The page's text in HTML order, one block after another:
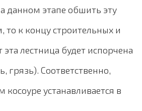
данном этапе обшить эту
то к концу строительных и
лестница будет испорчена
грязь). Соответственно,
косоуре устанавливается в